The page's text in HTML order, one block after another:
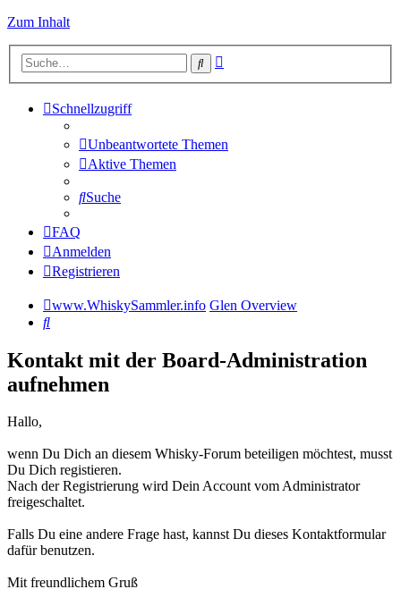
Zum Inhalt
Suche
Schnellzugriff
Unbeantwortete Themen
Aktive Themen
Suche
FAQ
Anmelden
Registrieren
www.WhiskySammler.info Glen Overview
Suche
Kontakt mit der Board-Administration
aufnehmen
Hallo,
wenn Du Dich an diesem Whisky-Forum beteiligen möchtest, musst
Du Dich registieren.
Nach der Registrierung wird Dein Account vom Administrator
freigeschaltet.
Falls Du eine andere Frage hast, kannst Du dieses Kontaktformular
dafür benutzen.
Mit freundlichem Gruß